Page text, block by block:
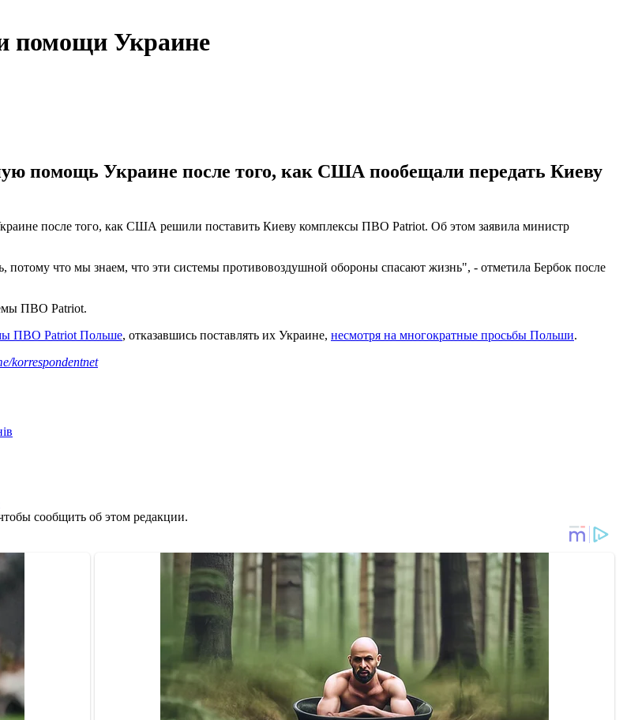
помощи Украине
помощь Украине после того, как США пообещали передать Киеву
после того, как США решили поставить Киеву комплексы ПВО Patriot. Об этом заявила министр
что мы знаем, что эти системы противовоздушной обороны спасают жизнь", - отметила Бербок после
ПВО Patriot.
ПВО Patriot Польше, отказавшись поставлять их Украине, несмотря на многократные просьбы Польши.
korrespondentnet
сообщить об этом редакции.